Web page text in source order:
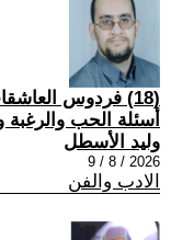
(18) فردوس
أسئلة الحب والرغبة
وليد الأسطل
2026 / 8 / 9
الادب والفن